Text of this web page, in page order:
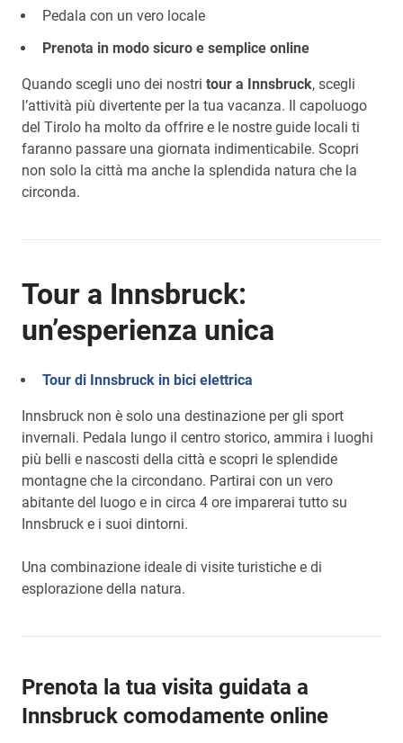
Pedala con un vero locale
Prenota in modo sicuro e semplice online
Quando scegli uno dei nostri tour a Innsbruck, scegli
l’attività più divertente per la tua vacanza. Il capoluogo
del Tirolo ha molto da offrire e le nostre guide locali ti
faranno passare una giornata indimenticabile. Scopri
non solo la città ma anche la splendida natura che la
circonda.
Tour a Innsbruck:
un’esperienza unica
Tour di Innsbruck in bici elettrica
Innsbruck non è solo una destinazione per gli sport
invernali. Pedala lungo il centro storico, ammira i luoghi
più belli e nascosti della città e scopri le splendide
montagne che la circondano. Partirai con un vero
abitante del luogo e in circa 4 ore imparerai tutto su
Innsbruck e i suoi dintorni.
Una combinazione ideale di visite turistiche e di
esplorazione della natura.
Prenota la tua visita guidata a
Innsbruck comodamente online